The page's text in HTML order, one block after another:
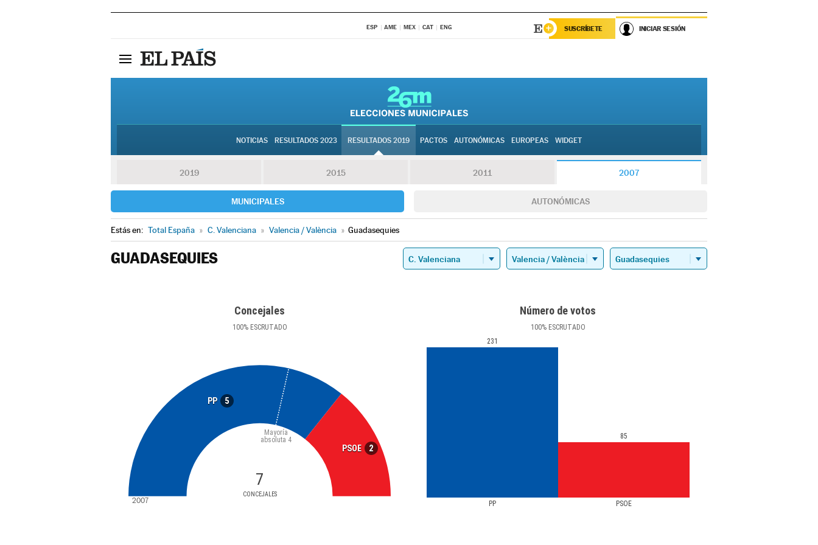
ESP AME MEX CAT ENG SUSCRÍBETE INICIAR SESIÓN
NOTICIAS RESULTADOS 2023 RESULTADOS 2019 PACTOS AUTONÓMICAS EUROPEAS WIDGET
2019 2015 2011 2007
MUNICIPALES AUTONÓMICAS
Estás en: Total España » C. Valenciana » Valencia / València » Guadasequies
GUADASEQUIES
Concejales
100%ESCRUTADO
PP 5
PSOE 2
7
CONCEJALES
Mayoría
absoluta 4
2007
Número de votos
100%ESCRUTADO
PP PSOE
231
85